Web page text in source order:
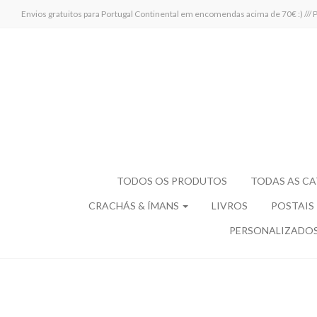
Envios gratuitos para Portugal Continental em encomendas acima de 70€ :) ///
TODOS OS PRODUTOS TODAS AS
CRACHÁS & ÍMANS LIVROS POSTAIS